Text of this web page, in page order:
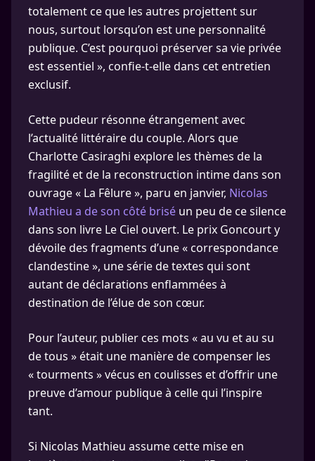
totalement ce que les autres projettent sur
nous, surtout lorsqu’on est une personnalité
publique. C’est pourquoi préserver sa vie privée
est essentiel », confie-t-elle dans cet entretien
exclusif.
Cette pudeur résonne étrangement avec
l’actualité littéraire du couple. Alors que
Charlotte Casiraghi explore les thèmes de la
fragilité et de la reconstruction intime dans son
ouvrage « La Fêlure », paru en janvier, Nicolas
Mathieu a de son côté brisé un peu de ce silence
dans son livre Le Ciel ouvert. Le prix Goncourt y
dévoile des fragments d’une « correspondance
clandestine », une série de textes qui sont
autant de déclarations enflammées à
destination de l’élue de son cœur.
Pour l’auteur, publier ces mots « au vu et au su
de tous » était une manière de compenser les
« tourments » vécus en coulisses et d’offrir une
preuve d’amour publique à celle qui l’inspire
tant.
Si Nicolas Mathieu assume cette mise en